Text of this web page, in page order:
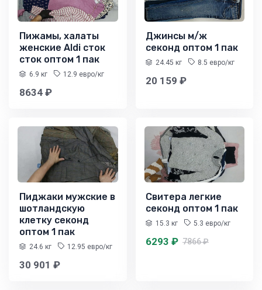
Пижамы, халаты
женские Aldi сток
сток оптом 1 пак
6.9 кг 12.9 евро/кг
8634 ₽
Джинсы м/ж
секонд оптом 1 пак
24.45 кг 8.5 евро/кг
20 159 ₽
Пиджаки мужские в
шотландскую
клетку секонд
оптом 1 пак
24.6 кг 12.95 евро/кг
30 901 ₽
Свитера легкие
секонд оптом 1 пак
15.3 кг 5.3 евро/кг
6293 ₽ 7866 ₽